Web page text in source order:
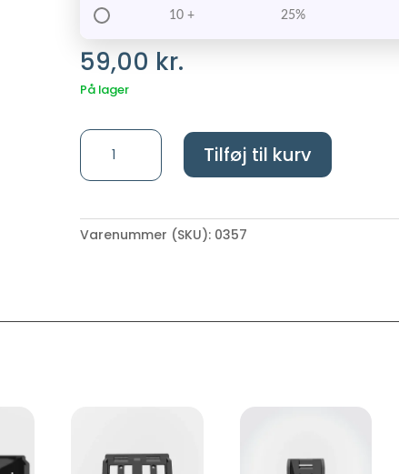
10 + 25%
59,00 kr.
På lager
Milwaukee
Vægophæng
værktøjskasser
antal
Tilføj til kurv
Varenummer (SKU): 0357